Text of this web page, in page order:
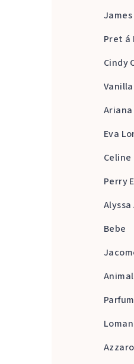
Pret á
Cindy
Eva
Celine
Perry
Alyssa
Bebe
Azzaro